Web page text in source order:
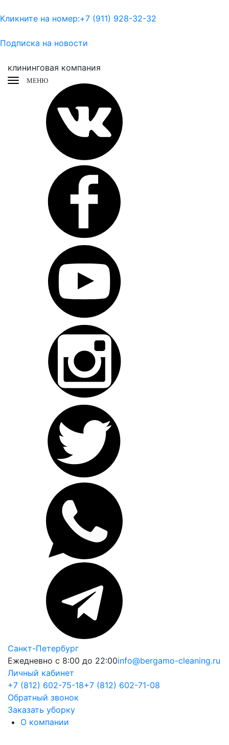
Кликните на номер:+7 (911) 928-32-32
Подписка на новости
клининговая компания
МЕНЮ
Санкт-Петербург
Ежедневно с 8:00 до 22:00info@bergamo-cleaning.ru
Личный кабинет
+7 (812) 602-75-18+7 (812) 602-71-08
Обратный звонок
Заказать уборку
О компании